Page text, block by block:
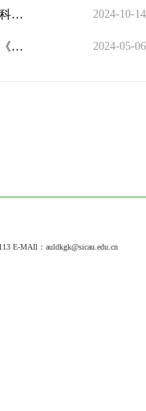
2024-10-14
四川省科技厅软科学项目结项验收程序
2024-05-06
教育部关于印发《高等学校学术不端行为调查处理实施细则》的通知
E-MAIl：auldkgk@sicau.edu.cn